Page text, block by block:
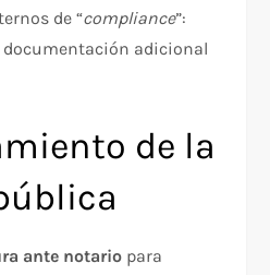
de “compliance”:
documentación adicional
de la
ante notario para